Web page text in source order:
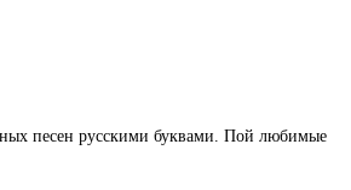
песен русскими буквами. Пой любимые